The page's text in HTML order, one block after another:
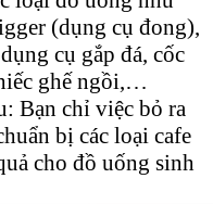
(dụng cụ đong),
cụ gắp đá, cốc
ghế ngồi,…
Bạn chỉ việc bỏ ra
bị các loại cafe
cho đồ uống sinh